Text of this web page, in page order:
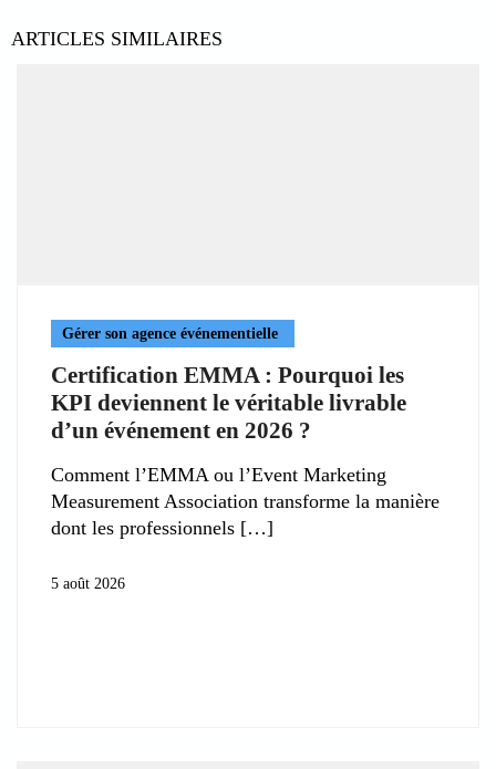
ARTICLES SIMILAIRES
Gérer son agence événementielle
Certification EMMA : Pourquoi les
KPI deviennent le véritable livrable
d’un événement en 2026 ?
Comment l’EMMA ou l’Event Marketing
Measurement Association transforme la manière
dont les professionnels
5 août 2026